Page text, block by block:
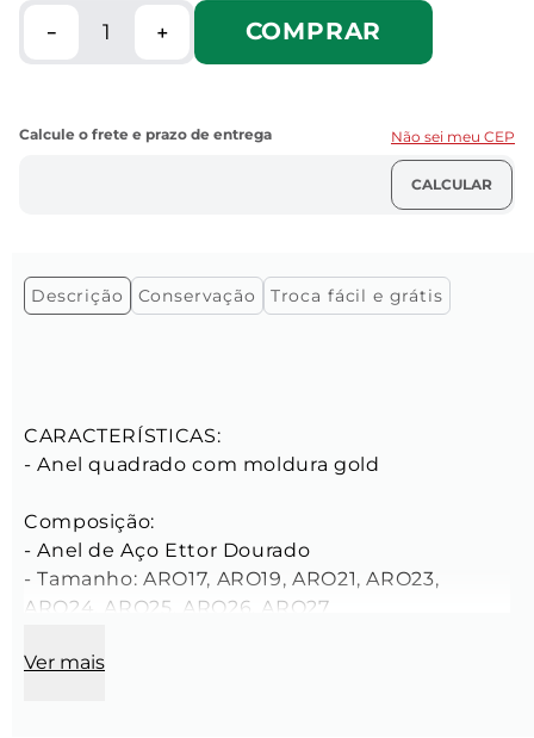
＋
－ COMPRAR
Não sei meu CEP
Descrição Conservação Troca fácil e grátis
CARACTERÍSTICAS:
- Anel quadrado com moldura gold
Composição:
- Anel de Aço Ettor Dourado
- Tamanho: ARO17, ARO19, ARO21, ARO23,
ARO24, ARO25, ARO26, ARO27
Ver mais